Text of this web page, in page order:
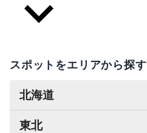
スポットをエリアから探す
北海道
東北